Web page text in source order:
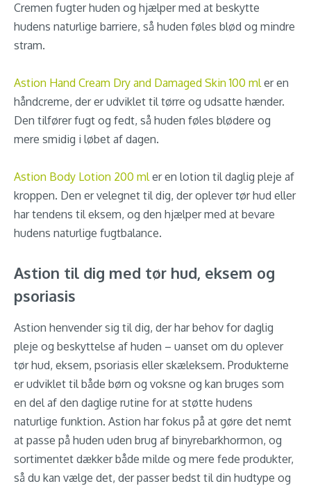
Cremen fugter huden og hjælper med at beskytte
hudens naturlige barriere, så huden føles blød og mindre
stram.
Astion Hand Cream Dry and Damaged Skin 100 mler en
håndcreme, der er udviklet til tørre og udsatte hænder.
Den tilfører fugt og fedt, så huden føles blødere og
mere smidig i løbet af dagen.
Astion Body Lotion 200 mler en lotion til daglig pleje af
kroppen. Den er velegnet til dig, der oplever tør hud eller
har tendens til eksem, og den hjælper med at bevare
hudens naturlige fugtbalance.
Astion til dig med tør hud, eksem og
psoriasis
Astion henvender sig til dig, der har behov for daglig
pleje og beskyttelse af huden – uanset om du oplever
tør hud, eksem, psoriasis eller skæleksem. Produkterne
er udviklet til både børn og voksne og kan bruges som
en del af den daglige rutine for at støtte hudens
naturlige funktion. Astion har fokus på at gøre det nemt
at passe på huden uden brug af binyrebarkhormon, og
sortimentet dækker både milde og mere fede produkter,
så du kan vælge det, der passer bedst til din hudtype og